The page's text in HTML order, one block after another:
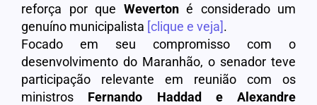
reforça por que Wevertoné considerado um
genuíno municipalista [clique e veja].
Focado em seu compromisso com o
desenvolvimento do Maranhão, o senador teve
participação relevante em reunião com os
ministros Fernando Haddad e Alexandre